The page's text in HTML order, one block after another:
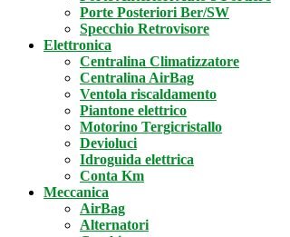
Porte Posteriori Ber/SW
Specchio Retrovisore
Elettronica
Centralina Climatizzatore
Centralina AirBag
Ventola riscaldamento
Piantone elettrico
Motorino Tergicristallo
Devioluci
Idroguida elettrica
Conta Km
Meccanica
AirBag
Alternatori